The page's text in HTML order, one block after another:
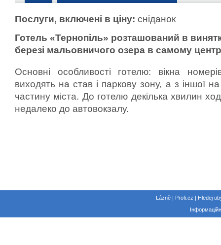
Послуги, включені в ціну: сніданок
Готель «Тернопіль» розташований в
березі мальовничого озера в самому
Основні особливості готелю: вікна
виходять на став і паркову зону, а з іншої
частину міста. До готелю декілька хвилин
недалеко до автовокзалу.
Lázně | Profi.cz | Hledej